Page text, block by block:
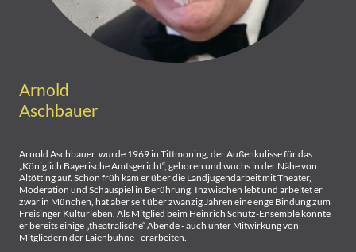
Arnold
Aschbauer
Arnold Aschbauer wurde 1969 in Tittmoning, der Außenkulisse für das
„Königlich Bayerische Amtsgericht“, geboren und wuchs in der Nähe von
Altötting auf. Schon früh kam er über die Landjugendarbeit mit Theater,
Moderation und Schauspiel in Berührung. Inzwischen lebt und arbeitet er
zwar in München, hat aber seit über zwanzig Jahren eine enge Bindung zum
Freisinger Kulturleben. Als Mitglied beim Heinrich Schütz-Ensemble konnte
er bereits einige „theatralische“ Abende - auch unter Mitwirkung von
Mitgliedern der Laienbühne - erarbeiten.